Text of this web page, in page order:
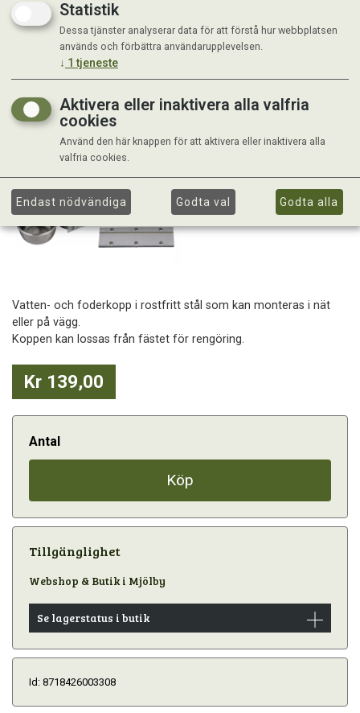
Vatten- och foderkopp i rostfritt stål som kan monteras i nät
eller på vägg.
Koppen kan lossas från fästet för rengöring.
Kr 139,00
Antal
Köp
Tillgänglighet
Webshop & Butik i Mjölby
Se lagerstatus i butik
Id: 8718426003308
Statistik
Dessa tjänster analyserar data för att förstå hur webbplatsen
används och förbättra användarupplevelsen.
↓ 1 tjeneste
Aktivera eller inaktivera alla valfria
cookies
Använd den här knappen för att aktivera eller inaktivera alla
valfria cookies.
Endast nödvändiga Godta val Godta alla